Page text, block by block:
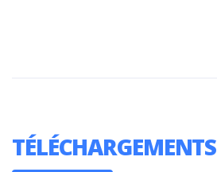
TÉLÉCHARGEMENTS